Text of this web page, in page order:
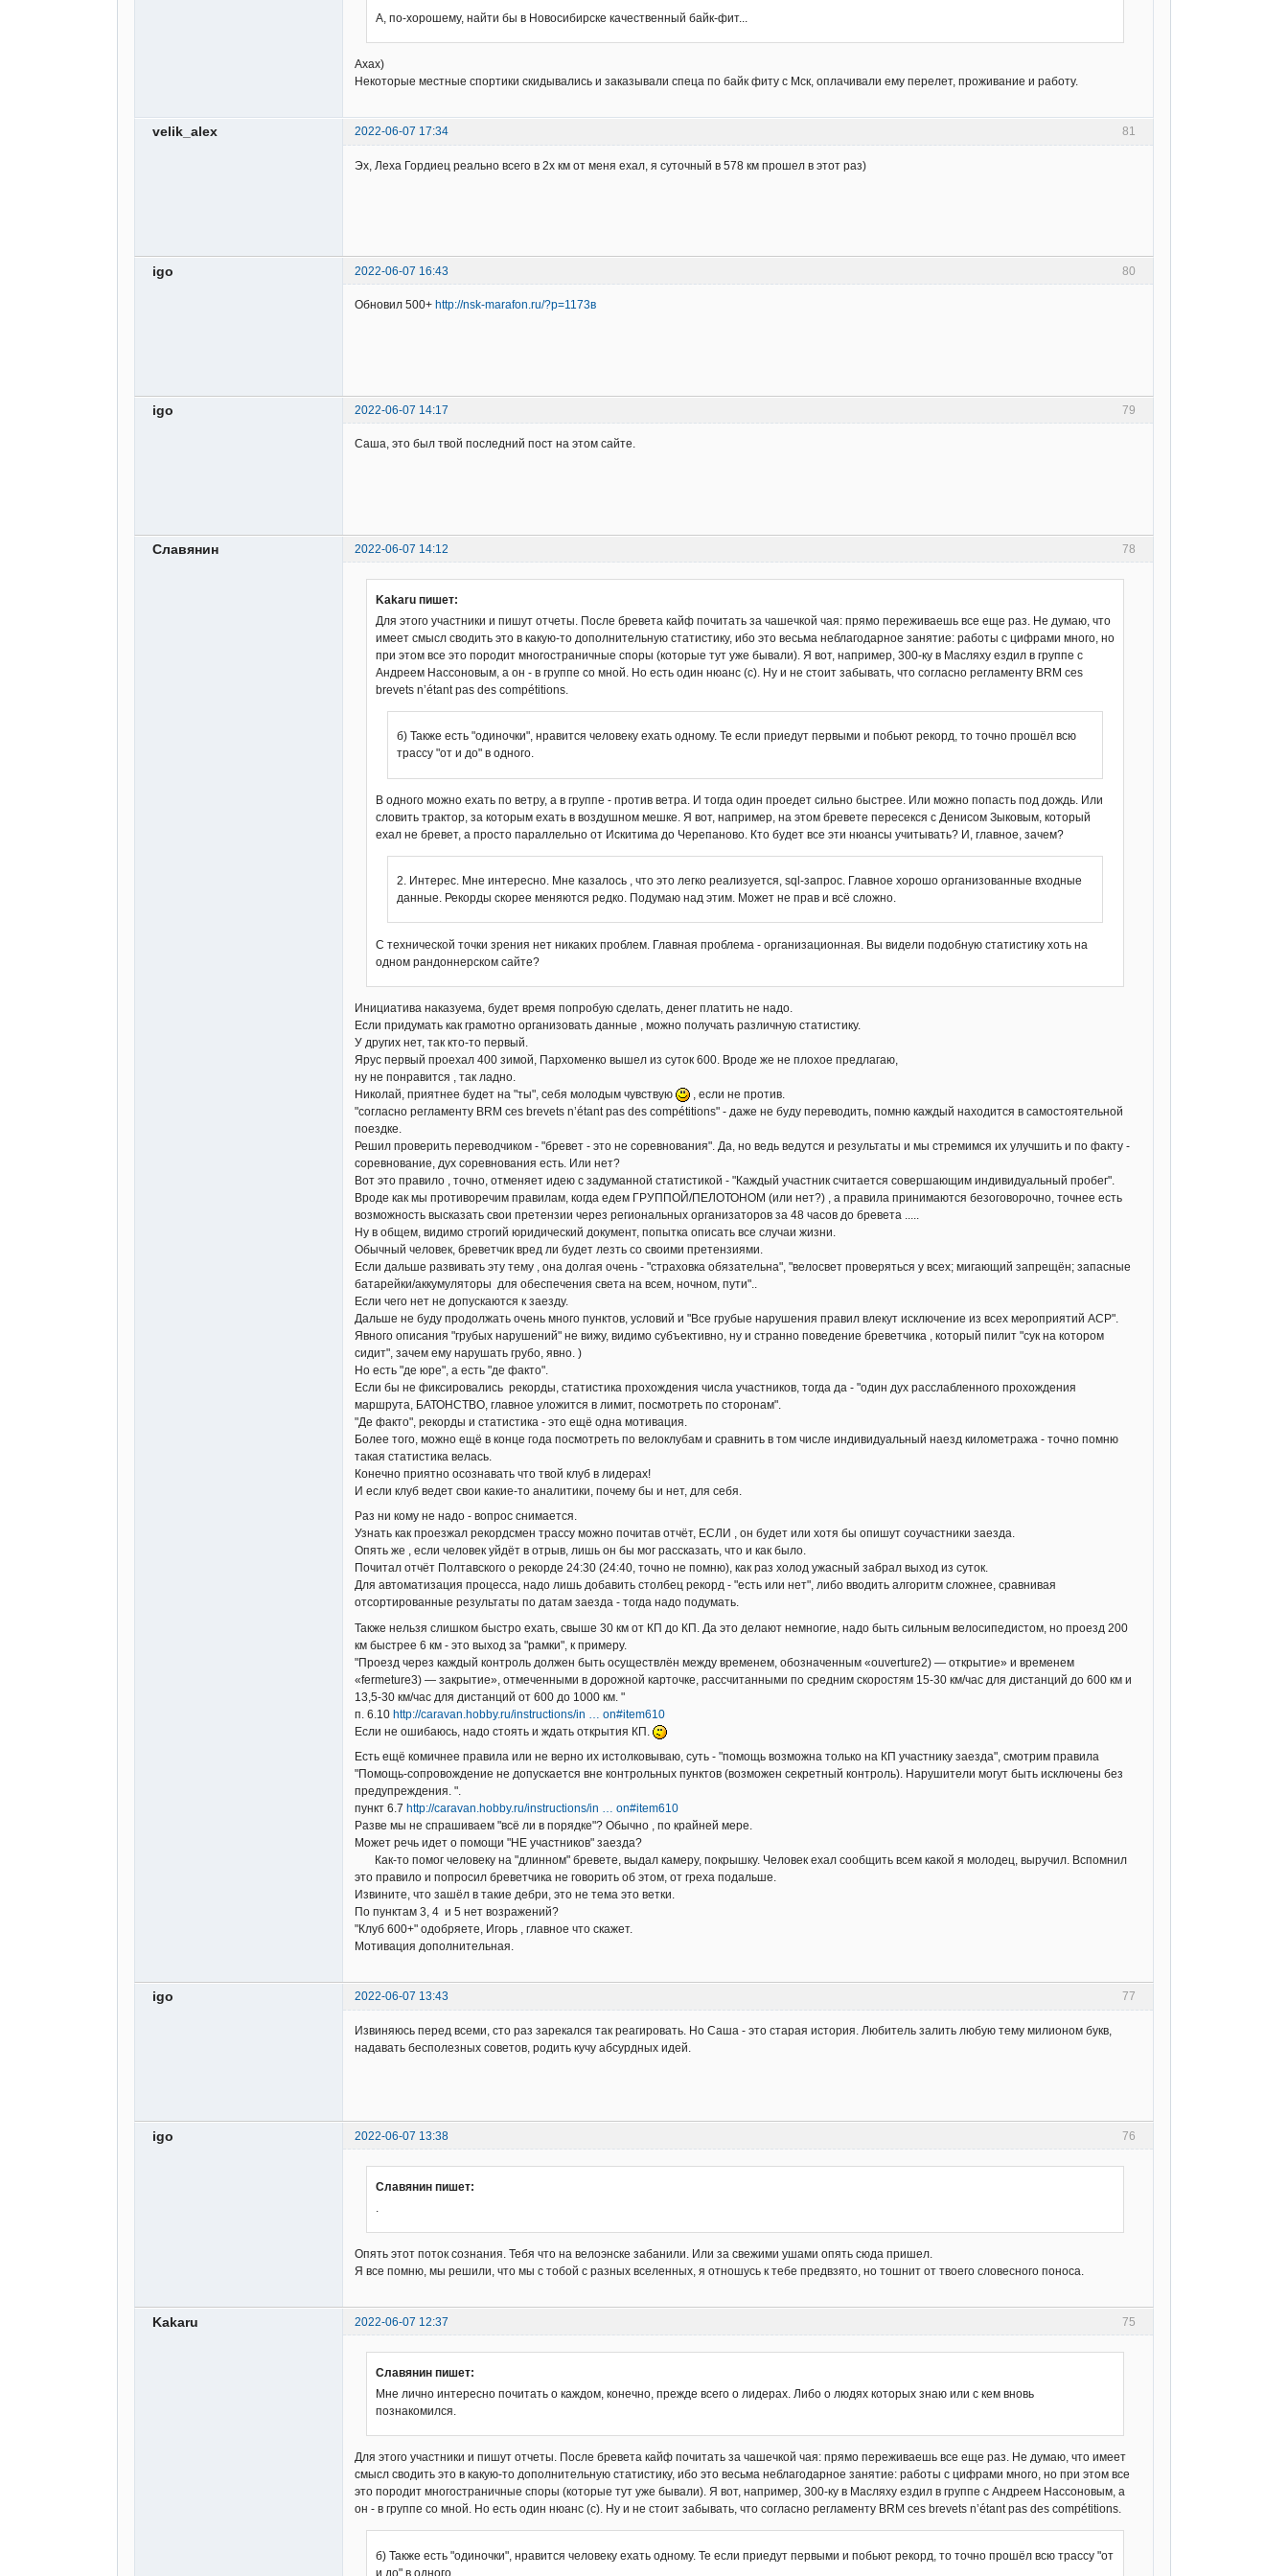
А, по-хорошему, найти бы в Новосибирске качественный байк-фит...
Ахах)
Некоторые местные спортики скидывались и заказывали спеца по байк фиту с Мск, оплачивали ему перелет, проживание и работу.
81
velik_alex 2022-06-07 17:34
Эх, Леха Гордиец реально всего в 2х км от меня ехал, я суточный в 578 км прошел в этот раз)
80
igo 2022-06-07 16:43
Обновил 500+ http://nsk-marafon.ru/?p=1173в
79
igo 2022-06-07 14:17
Саша, это был твой последний пост на этом сайте.
78
Славянин 2022-06-07 14:12
Kakaru пишет:
Для этого участники и пишут отчеты. После бревета кайф почитать за чашечкой чая: прямо переживаешь все еще раз. Не думаю, что
имеет смысл сводить это в какую-то дополнительную статистику, ибо это весьма неблагодарное занятие: работы с цифрами много, но
при этом все это породит многостраничные споры (которые тут уже бывали). Я вот, например, 300-ку в Масляху ездил в группе с
Андреем Нассоновым, а он - в группе со мной. Но есть один нюанс (с). Ну и не стоит забывать, что согласно регламенту BRM ces
brevets n’étant pas des compétitions.
б) Также есть "одиночки", нравится человеку ехать одному. Те если приедут первыми и побьют рекорд, то точно прошёл всю
трассу "от и до" в одного.
В одного можно ехать по ветру, а в группе - против ветра. И тогда один проедет сильно быстрее. Или можно попасть под дождь. Или
словить трактор, за которым ехать в воздушном мешке. Я вот, например, на этом бревете пересекся с Денисом Зыковым, который
ехал не бревет, а просто параллельно от Искитима до Черепаново. Кто будет все эти нюансы учитывать? И, главное, зачем?
2. Интерес. Мне интересно. Мне казалось , что это легко реализуется, sql-запрос. Главное хорошо организованные входные
данные. Рекорды скорее меняются редко. Подумаю над этим. Может не прав и всё сложно.
С технической точки зрения нет никаких проблем. Главная проблема - организационная. Вы видели подобную статистику хоть на
одном рандоннерском сайте?
Инициатива наказуема, будет время попробую сделать, денег платить не надо.
Если придумать как грамотно организовать данные , можно получать различную статистику.
У других нет, так кто-то первый.
Ярус первый проехал 400 зимой, Пархоменко вышел из суток 600. Вроде же не плохое предлагаю,
ну не понравится , так ладно.
Николай, приятнее будет на "ты", себя молодым чувствую
, если не против.
"согласно регламенту BRM ces brevets n’étant pas des compétitions" - даже не буду переводить, помню каждый находится в самостоятельной
поездке.
Решил проверить переводчиком - "бревет - это не соревнования". Да, но ведь ведутся и результаты и мы стремимся их улучшить и по факту -
соревнование, дух соревнования есть. Или нет?
Вот это правило , точно, отменяет идею с задуманной статистикой - "Каждый участник считается совершающим индивидуальный пробег".
Вроде как мы противоречим правилам, когда едем ГРУППОЙ/ПЕЛОТОНОМ (или нет?) , а правила принимаются безоговорочно, точнее есть
возможность высказать свои претензии через региональных организаторов за 48 часов до бревета .....
Ну в общем, видимо строгий юридический документ, попытка описать все случаи жизни.
Обычный человек, бреветчик вред ли будет лезть со своими претензиями.
Если дальше развивать эту тему , она долгая очень - "страховка обязательна", "велосвет проверяться у всех; мигающий запрещён; запасные
батарейки/аккумуляторы для обеспечения света на всем, ночном, пути"..
Если чего нет не допускаются к заезду.
Дальше не буду продолжать очень много пунктов, условий и "Все грубые нарушения правил влекут исключение из всех мероприятий ACP".
Явного описания "грубых нарушений" не вижу, видимо субъективно, ну и странно поведение бреветчика , который пилит "сук на котором
сидит", зачем ему нарушать грубо, явно. )
Но есть "де юре", а есть "де факто".
Если бы не фиксировались рекорды, статистика прохождения числа участников, тогда да - "один дух расслабленного прохождения
маршрута, БАТОНСТВО, главное уложится в лимит, посмотреть по сторонам".
"Де факто", рекорды и статистика - это ещё одна мотивация.
Более того, можно ещё в конце года посмотреть по велоклубам и сравнить в том числе индивидуальный наезд километража - точно помню
такая статистика велась.
Конечно приятно осознавать что твой клуб в лидерах!
И если клуб ведет свои какие-то аналитики, почему бы и нет, для себя.
Раз ни кому не надо - вопрос снимается.
Узнать как проезжал рекордсмен трассу можно почитав отчёт, ЕСЛИ , он будет или хотя бы опишут соучастники заезда.
Опять же , если человек уйдёт в отрыв, лишь он бы мог рассказать, что и как было.
Почитал отчёт Полтавского о рекорде 24:30 (24:40, точно не помню), как раз холод ужасный забрал выход из суток.
Для автоматизация процесса, надо лишь добавить столбец рекорд - "есть или нет", либо вводить алгоритм сложнее, сравнивая
отсортированные результаты по датам заезда - тогда надо подумать.
Также нельзя слишком быстро ехать, свыше 30 км от КП до КП. Да это делают немногие, надо быть сильным велосипедистом, но проезд 200
км быстрее 6 км - это выход за "рамки", к примеру.
"Проезд через каждый контроль должен быть осуществлён между временем, обозначенным «ouverture2) — открытие» и временем
«fermeture3) — закрытие», отмеченными в дорожной карточке, рассчитанными по средним скоростям 15-30 км/час для дистанций до 600 км и
13,5-30 км/час для дистанций от 600 до 1000 км. "
п. 6.10 http://caravan.hobby.ru/instructions/in … on#item610
Если не ошибаюсь, надо стоять и ждать открытия КП.
Есть ещё комичнее правила или не верно их истолковываю, суть - "помощь возможна только на КП участнику заезда", смотрим правила
"Помощь-сопровождение не допускается вне контрольных пунктов (возможен секретный контроль). Нарушители могут быть исключены без
предупреждения. ".
пункт 6.7 http://caravan.hobby.ru/instructions/in … on#item610
Разве мы не спрашиваем "всё ли в порядке"? Обычно , по крайней мере.
Может речь идет о помощи "НЕ участников" заезда?
Как-то помог человеку на "длинном" бревете, выдал камеру, покрышку. Человек ехал сообщить всем какой я молодец, выручил. Вспомнил
это правило и попросил бреветчика не говорить об этом, от греха подальше.
Извините, что зашёл в такие дебри, это не тема это ветки.
По пунктам 3, 4 и 5 нет возражений?
"Клуб 600+" одобряете, Игорь , главное что скажет.
Мотивация дополнительная.
77
igo 2022-06-07 13:43
Извиняюсь перед всеми, сто раз зарекался так реагировать. Но Саша - это старая история. Любитель залить любую тему милионом букв,
надавать бесполезных советов, родить кучу абсурдных идей.
76
igo 2022-06-07 13:38
Славянин пишет:
.
Опять этот поток сознания. Тебя что на велоэнске забанили. Или за свежими ушами опять сюда пришел.
Я все помню, мы решили, что мы с тобой с разных вселенных, я отношусь к тебе предвзято, но тошнит от твоего словесного поноса.
75
Kakaru 2022-06-07 12:37
Славянин пишет:
Мне лично интересно почитать о каждом, конечно, прежде всего о лидерах. Либо о людях которых знаю или с кем вновь
познакомился.
Для этого участники и пишут отчеты. После бревета кайф почитать за чашечкой чая: прямо переживаешь все еще раз. Не думаю, что имеет
смысл сводить это в какую-то дополнительную статистику, ибо это весьма неблагодарное занятие: работы с цифрами много, но при этом все
это породит многостраничные споры (которые тут уже бывали). Я вот, например, 300-ку в Масляху ездил в группе с Андреем Нассоновым, а
он - в группе со мной. Но есть один нюанс (с). Ну и не стоит забывать, что согласно регламенту BRM ces brevets n’étant pas des compétitions.
б) Также есть "одиночки", нравится человеку ехать одному. Те если приедут первыми и побьют рекорд, то точно прошёл всю трассу "от
и до" в одного.